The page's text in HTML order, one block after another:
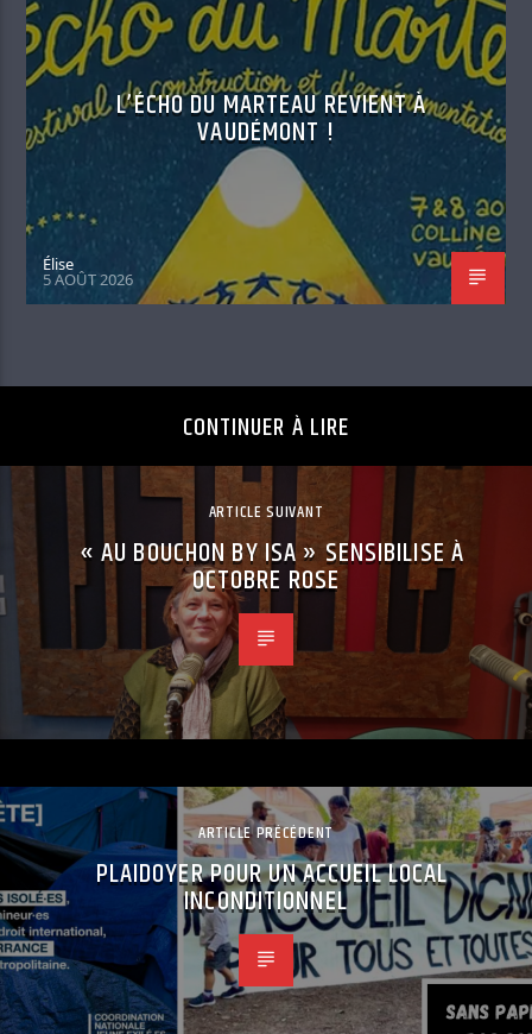
L’ÉCHO DU MARTEAU REVIENT À
VAUDÉMONT !
Élise
5 AOÛT 2026
CONTINUER À LIRE
ARTICLE SUIVANT
« AU BOUCHON BY ISA » SENSIBILISE À
OCTOBRE ROSE
ARTICLE PRÉCÉDENT
PLAIDOYER POUR UN ACCUEIL LOCAL
INCONDITIONNEL